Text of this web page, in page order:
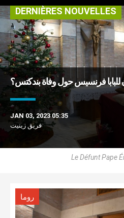
DERNIÈRES NOUVELLES
فرنسيس حول وفاة بندكتس؟
JAN 03, 2023 05:35
فريق زينيت
Le Défunt Pape
روما